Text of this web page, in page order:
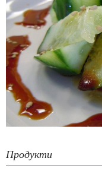
Продукти